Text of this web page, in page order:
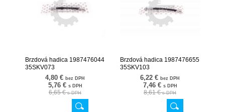
Brzdová hadica 1987476044
35SKV073
4,80 € bez DPH
5,76 € s DPH
6,65 €s DPH
Brzdová hadica 1987476655
35SKV103
6,22 € bez DPH
7,46 € s DPH
8,61 €s DPH